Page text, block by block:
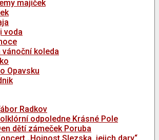
majiček
voda
vánoční koleda
Opavsku
Radkov
odpoledne Krásné Pole
dětí zámeček Poruba